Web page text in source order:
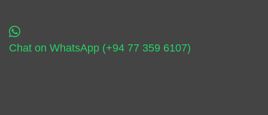
Chat on WhatsApp (+94 77 359 6107)